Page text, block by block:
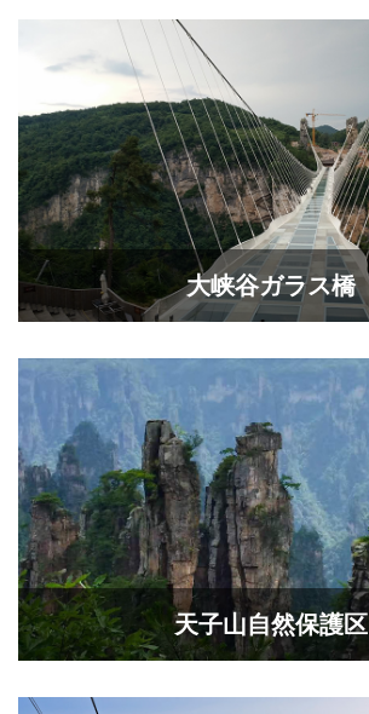
大峡谷ガラス橋
天子山自然保護区